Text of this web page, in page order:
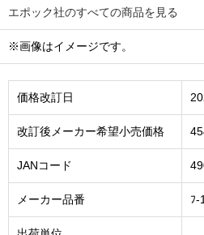
エポック社のすべての商品を見る
※画像はイメージです。
価格改訂日
改訂後メーカー希望小売価格
JANコード
メーカー品番 ﾌ-